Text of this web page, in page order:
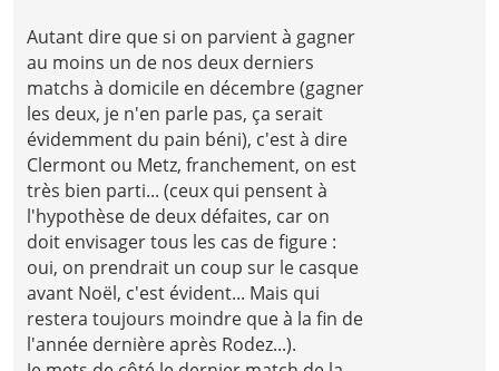
Autant dire que si on parvient à gagner
au moins un de nos deux derniers
matchs à domicile en décembre (gagner
les deux, je n'en parle pas, ça serait
évidemment du pain béni), c'est à dire
Clermont ou Metz, franchement, on est
très bien parti... (ceux qui pensent à
l'hypothèse de deux défaites, car on
doit envisager tous les cas de figure :
oui, on prendrait un coup sur le casque
avant Noël, c'est évident... Mais qui
restera toujours moindre que à la fin de
l'année dernière après Rodez...).